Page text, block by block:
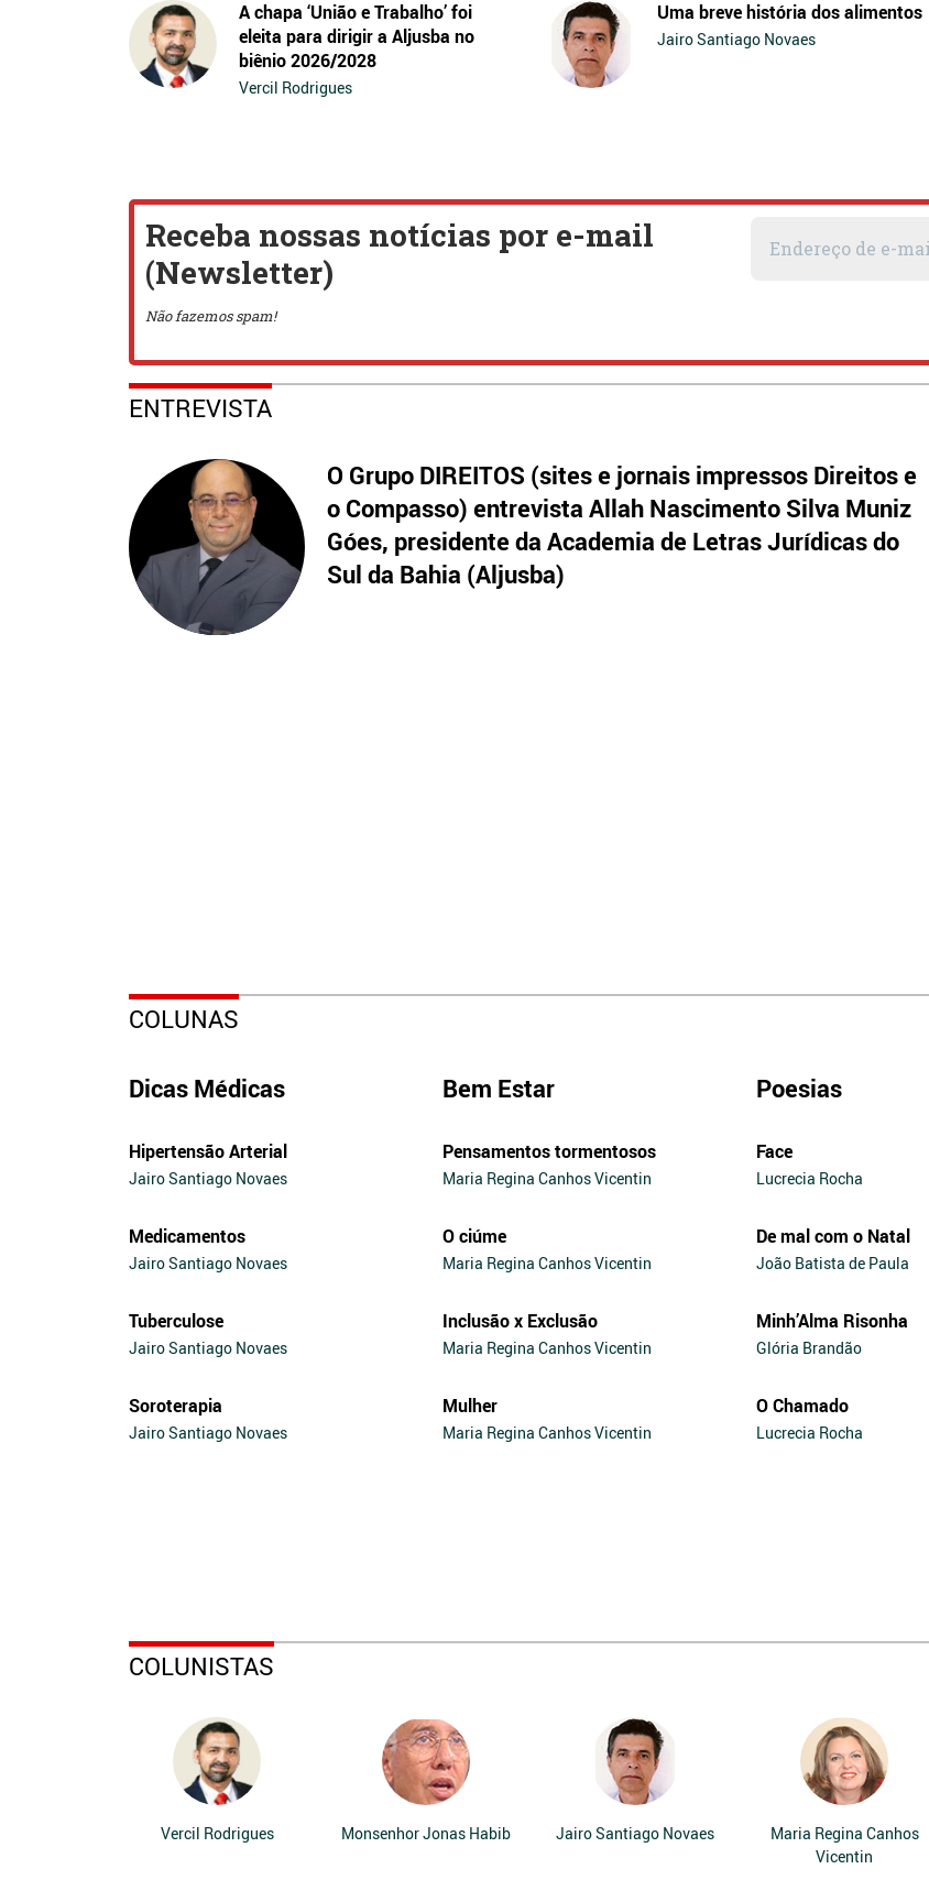
A chapa ‘União e Trabalho’ foi
eleita para dirigir a Aljusba no
biênio 2026/2028
Vercil Rodrigues
Uma breve história dos alimentos
Jairo Santiago Novaes
ENTREVISTA
O Grupo DIREITOS (sites e jornais impressos Direitos e
o Compasso) entrevista Allah Nascimento Silva Muniz
Góes, presidente da Academia de Letras Jurídicas do
Sul da Bahia (Aljusba)
COLUNAS
Dicas Médicas
Hipertensão Arterial
Jairo Santiago Novaes
Medicamentos
Jairo Santiago Novaes
Tuberculose
Jairo Santiago Novaes
Soroterapia
Jairo Santiago Novaes
Bem Estar
Pensamentos tormentosos
Maria Regina Canhos Vicentin
O ciúme
Maria Regina Canhos Vicentin
Inclusão x Exclusão
Maria Regina Canhos Vicentin
Mulher
Maria Regina Canhos Vicentin
Poesias
Face
Lucrecia Rocha
De mal com o Natal
João Batista de Paula
Minh’Alma Risonha
Glória Brandão
O Chamado
Lucrecia Rocha
COLUNISTAS
Vercil Rodrigues Monsenhor Jonas Habib Jairo Santiago Novaes
Maria Regina Canhos
Vicentin